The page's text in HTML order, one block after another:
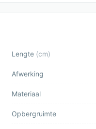
Lengte (cm)
Afwerking
Materiaal
Opbergruimte